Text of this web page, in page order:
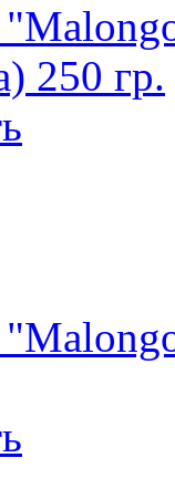
250 гр.